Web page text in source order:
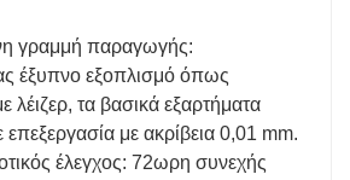
γραμμή παραγωγής:
έξυπνο εξοπλισμό όπως
λέιζερ, τα βασικά εξαρτήματα
με ακρίβεια 0,01 mm.
έλεγχος: 72ωρη συνεχής